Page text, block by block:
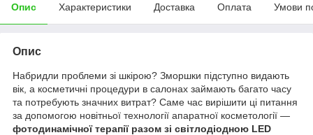
Опис Характеристики Доставка Оплата Умови
Опис
Набридли проблеми зі шкірою? Зморшки підступно видають
вік, а косметичні процедури в салонах займають багато часу
та потребують значних витрат? Саме час вирішити ці питання
за допомогою новітньої технології апаратної косметології —
фотодинамічної терапії разом зі світлодіодною LED